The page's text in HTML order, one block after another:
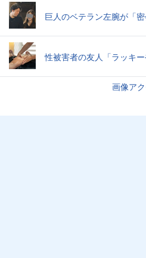
巨人のベテラン左腕が「
性被害者の友人「ラッキー
画像ア